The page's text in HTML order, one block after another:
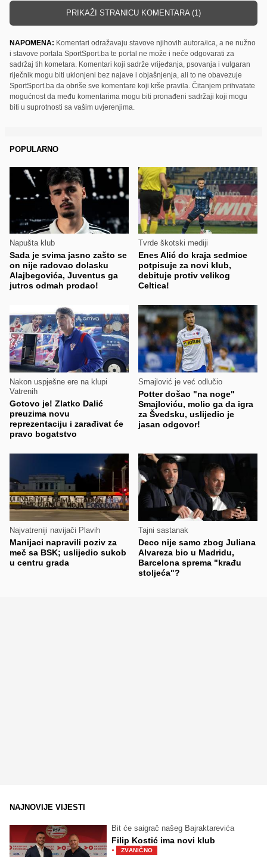
PRIKAŽI STRANICU KOMENTARA (1)
NAPOMENA: Komentari odražavaju stavove njihovih autora/ica, a ne nužno
i stavove portala SportSport.ba te portal ne može i neće odgovarati za
sadržaj tih kometara. Komentari koji sadrže vrijeđanja, psovanja i vulgaran
riječnik mogu biti uklonjeni bez najave i objašnjenja, ali to ne obavezuje
SportSport.ba da obriše sve komentare koji krše pravila. Čitanjem prihvatate
mogućnost da među komentarima mogu biti pronađeni sadržaji koji mogu
biti u suprotnosti sa vašim uvjerenjima.
POPULARNO
Napušta klub
Sada je svima jasno zašto se
on nije radovao dolasku
Alajbegovića, Juventus ga
jutros odmah prodao!
Tvrde škotski mediji
Enes Alić do kraja sedmice
potpisuje za novi klub,
debituje protiv velikog
Celtica!
Nakon uspješne ere na klupi
Vatrenih
Gotovo je! Zlatko Dalić
preuzima novu
reprezentaciju i zarađivat će
pravo bogatstvo
Smajlović je već odlučio
Potter došao "na noge"
Smajloviću, molio ga da igra
za Švedsku, uslijedio je
jasan odgovor!
Najvatreniji navijači Plavih
Manijaci napravili poziv za
meč sa BSK; uslijedio sukob
u centru grada
Tajni sastanak
Deco nije samo zbog Juliana
Alvareza bio u Madridu,
Barcelona sprema "krađu
stoljeća"?
NAJNOVIJE VIJESTI
Bit će saigrač našeg Bajraktarevića
Filip Kostić ima novi klub
· ZVANIČNO